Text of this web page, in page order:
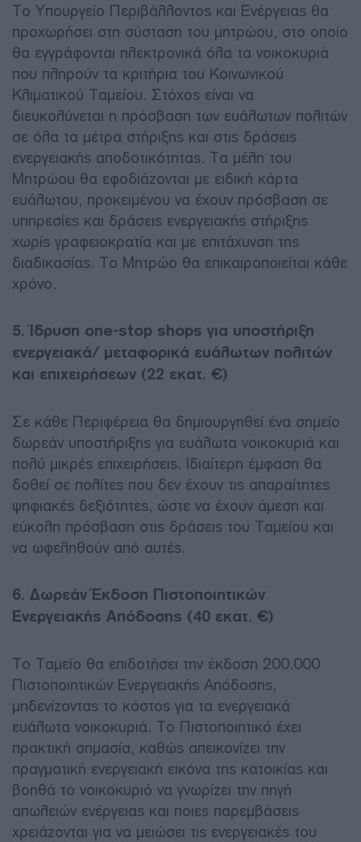
Το Υπουργείο Περιβάλλοντος και Ενέργειας θα
προχωρήσει στη σύσταση του μητρώου, στο οποίο
θα εγγράφονται ηλεκτρονικά όλα τα νοικοκυριά
που πληρούν τα κριτήρια του Κοινωνικού
Κλιματικού Ταμείου. Στόχος είναι να
διευκολύνεται η πρόσβαση των ευάλωτων πολιτών
σε όλα τα μέτρα στήριξης και στις δράσεις
ενεργειακής αποδοτικότητας. Τα μέλη του
Μητρώου θα εφοδιάζονται με ειδική κάρτα
ευάλωτου, προκειμένου να έχουν πρόσβαση σε
υπηρεσίες και δράσεις ενεργειακής στήριξης
χωρίς γραφειοκρατία και με επιτάχυνση της
διαδικασίας. Το Μητρώο θα επικαιροποιείται κάθε
χρόνο.
5. Ίδρυση one-stop shops για υποστήριξη
ενεργειακά/ μεταφορικά ευάλωτων πολιτών
και επιχειρήσεων (22 εκατ. €)
Σε κάθε Περιφέρεια θα δημιουργηθεί ένα σημείο
δωρεάν υποστήριξης για ευάλωτα νοικοκυριά και
πολύ μικρές επιχειρήσεις. Ιδιαίτερη έμφαση θα
δοθεί σε πολίτες που δεν έχουν τις απαραίτητες
ψηφιακές δεξιότητες, ώστε να έχουν άμεση και
εύκολη πρόσβαση στις δράσεις του Ταμείου και
να ωφεληθούν από αυτές.
6. Δωρεάν Έκδοση Πιστοποιητικών
Ενεργειακής Απόδοσης (40 εκατ. €)
Το Ταμείο θα επιδοτήσει την έκδοση 200.000
Πιστοποιητικών Ενεργειακής Απόδοσης,
μηδενίζοντας το κόστος για τα ενεργειακά
ευάλωτα νοικοκυριά. Το Πιστοποιητικό έχει
πρακτική σημασία, καθώς απεικονίζει την
πραγματική ενεργειακή εικόνα της κατοικίας και
βοηθά το νοικοκυριό να γνωρίζει την πηγή
απωλειών ενέργειας και ποιες παρεμβάσεις
χρειάζονται για να μειώσει τις ενεργειακές του